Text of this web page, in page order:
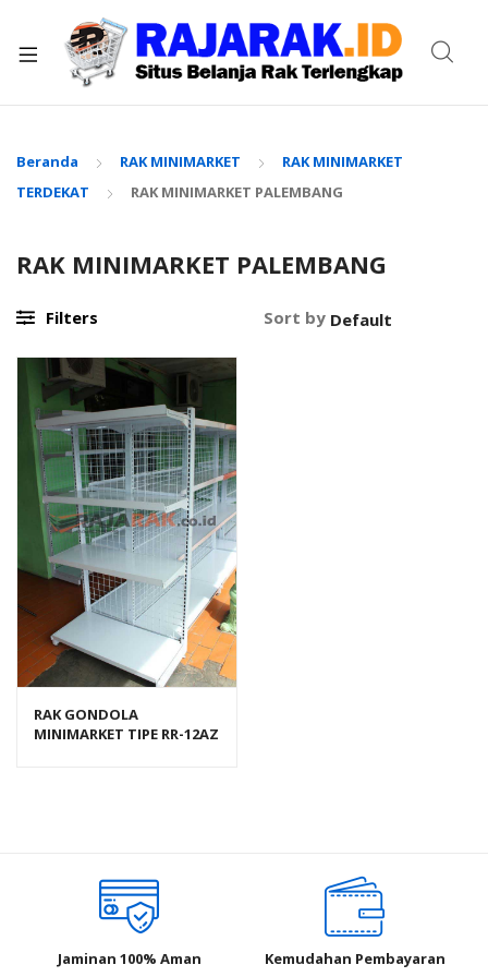
Beranda RAK MINIMARKET
RAK MINIMARKET
TERDEKAT
RAK MINIMARKET PALEMBANG
RAK MINIMARKET PALEMBANG
Filters Sort by
RAK GONDOLA
MINIMARKET TIPE RR-12AZ
Jaminan 100% Aman Kemudahan Pembayaran